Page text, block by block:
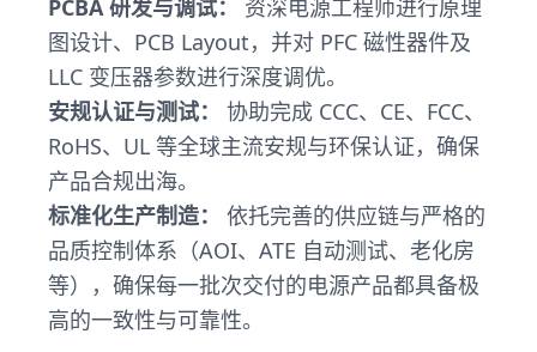
PCBA 研发与调试：
资深电源工程师进行原理
图设计、PCB Layout，并对 PFC 磁性器件及
LLC 变压器参数进行深度调优。
安规认证与测试：
协助完成 CCC、CE、FCC、
RoHS、UL 等全球主流安规与环保认证，确保
产品合规出海。
标准化生产制造：
依托完善的供应链与严格的
品质控制体系（AOI、ATE 自动测试、老化房
等），确保每一批次交付的电源产品都具备极
高的一致性与可靠性。